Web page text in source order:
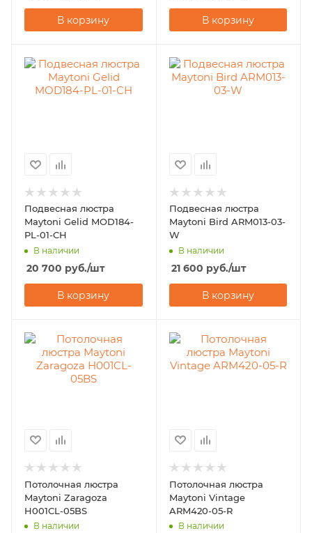
В корзину В корзину
Подвесная люстра
Maytoni Gelid MOD184-
PL-01-CH
В наличии
20 700 руб./шт
В корзину
Подвесная люстра
Maytoni Bird ARM013-03-
W
В наличии
21 600 руб./шт
В корзину
Потолочная люстра
Maytoni Zaragoza
H001CL-05BS
В наличии
Потолочная люстра
Maytoni Vintage
ARM420-05-R
В наличии